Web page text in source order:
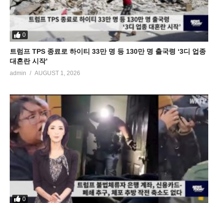
0
트럼프 TPS 종료로 하이티 33만 명 등 130만 명 출국령 ‘3디 업종
대혼란 시작’
admin AUGUST 1, 2026
0